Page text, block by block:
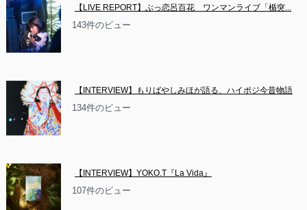
【LIVE REPORT】ぶっ恋呂百花　ワンマンライブ「楯突...
143件のビュー
【INTERVIEW】もりばやしみほが語る、ハイポジ今昔物語
134件のビュー
【INTERVIEW】YOKO.T『La Vida』
107件のビュー